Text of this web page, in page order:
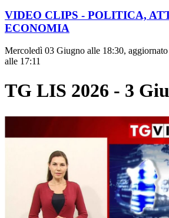
VIDEO CLIPS - POLITICA,
ECONOMIA
Mercoledì 03 Giugno alle 18:30,
alle 17:11
TG LIS 2026 - 3